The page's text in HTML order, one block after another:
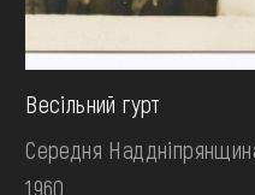
Весільний гурт
Середня
1960